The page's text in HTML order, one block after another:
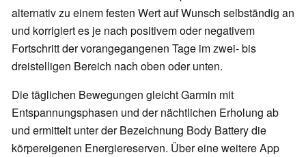
alternativ zu einem festen Wertauf Wunsch selbständig an
und korrigiert es je nach positivem oder negativem
Fortschritt der vorangegangenen Tage im zwei- bis
dreistelligen Bereich nach oben oder unten.
Die täglichen Bewegungen gleicht Garmin mit
Entspannungsphasen und der nächtlichen Erholung ab
und ermittelt unter der Bezeichnung Body Battery die
körpereigenen Energiereserven. Über eine weitere App